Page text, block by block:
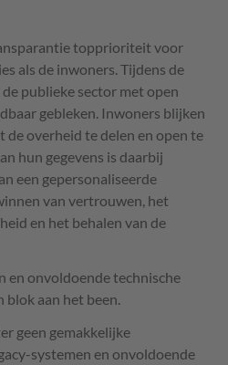
topprioriteit voor
als de inwoners. Tijdens de
publieke sector met open
gebleken. Inwoners blijken
de overheid te delen en open te
hun gegevens is daarbij
een gepersonaliseerde
van vertrouwen, het
en het behalen van de
en onvoldoende technische
aan het been.
geen gemakkelijke
systemen en onvoldoende